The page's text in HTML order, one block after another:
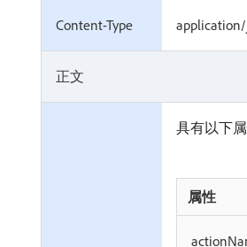
Content-Type
正文
具有以下属
属性